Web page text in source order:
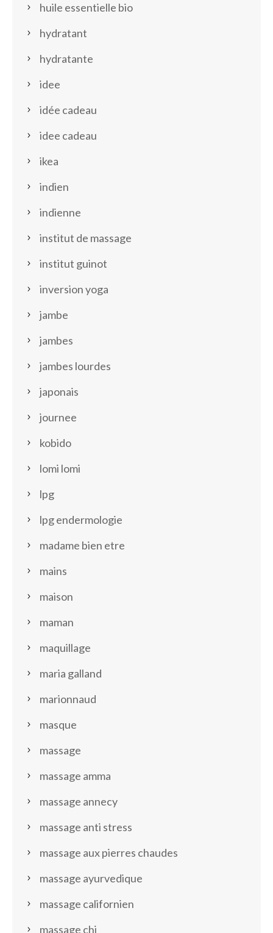
huile essentielle bio
hydratant
hydratante
idee
idée cadeau
idee cadeau
ikea
indien
indienne
institut de massage
institut guinot
inversion yoga
jambe
jambes
jambes lourdes
japonais
journee
kobido
lomi lomi
lpg
lpg endermologie
madame bien etre
mains
maison
maman
maquillage
maria galland
marionnaud
masque
massage
massage amma
massage annecy
massage anti stress
massage aux pierres chaudes
massage ayurvedique
massage californien
massage chi